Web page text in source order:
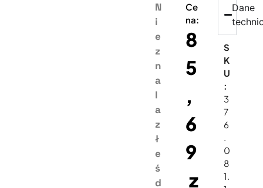
N
i
e
z
n
a
l
a
z
ł
e
ś
d
Ce
na:
8
5
,
6
9
z
Dane
S
K
U
:
3
7
6
.
0
8
1.